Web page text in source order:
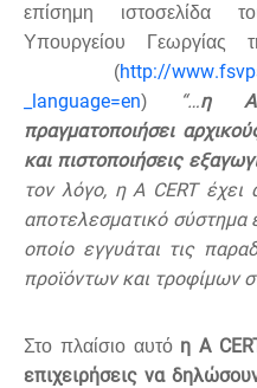
επίσημη ιστοσελίδα
Υπουργείου Γεωργίας
(http://www.
language=en) “…η
πραγματοποιήσει
και πιστοποιήσεις
τον λόγο, ηA CERT έχει
αποτελεσματικό σύστημα
οποίο εγγυάται τις
προϊόντων και τροφίμων
Στο πλαίσιο αυτό η A
επιχειρήσεις να